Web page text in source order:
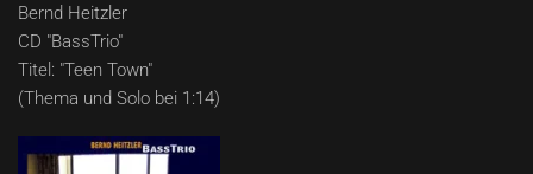
Bernd Heitzler
CD "BassTrio"
Titel: "Teen Town"
(Thema und Solo bei 1:14)